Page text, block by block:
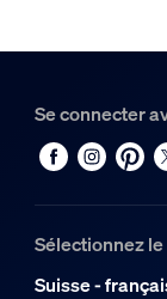
Se connecter
Sélectionnez
Suisse -